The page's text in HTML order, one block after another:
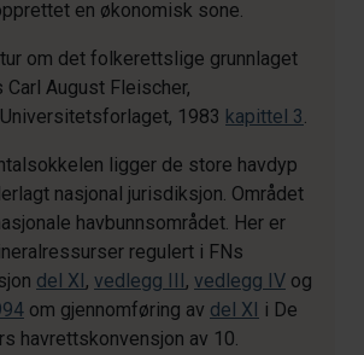
en økonomisk sone.
om det folkerettslige grunnlaget
August Fleischer,
1983 kapittel 3.
ligger de store havdyp
nasjonal jurisdiksjon. Området
havbunnsområdet. Her er
regulert i FNs
del XI, vedlegg III, vedlegg IV og
om gjennomføring av del XI i De
havrettskonvensjon av 10.